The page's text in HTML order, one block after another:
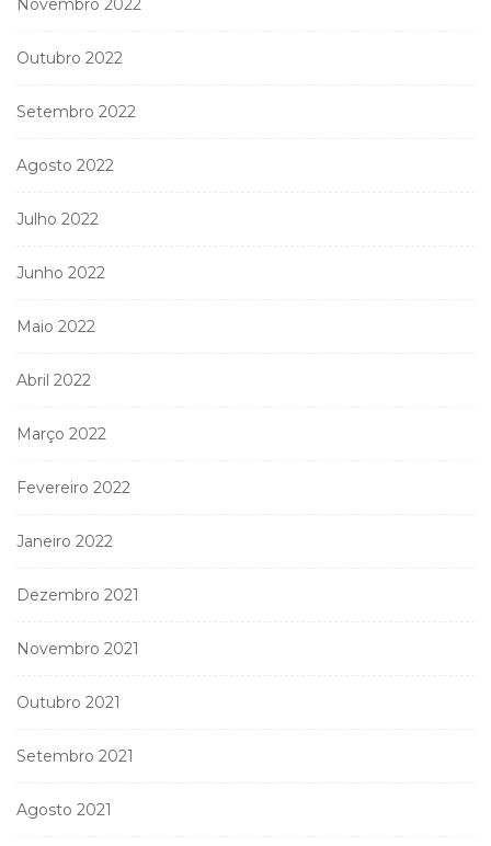
Novembro 2022
Outubro 2022
Setembro 2022
Agosto 2022
Julho 2022
Junho 2022
Maio 2022
Abril 2022
Março 2022
Fevereiro 2022
Janeiro 2022
Dezembro 2021
Novembro 2021
Outubro 2021
Setembro 2021
Agosto 2021